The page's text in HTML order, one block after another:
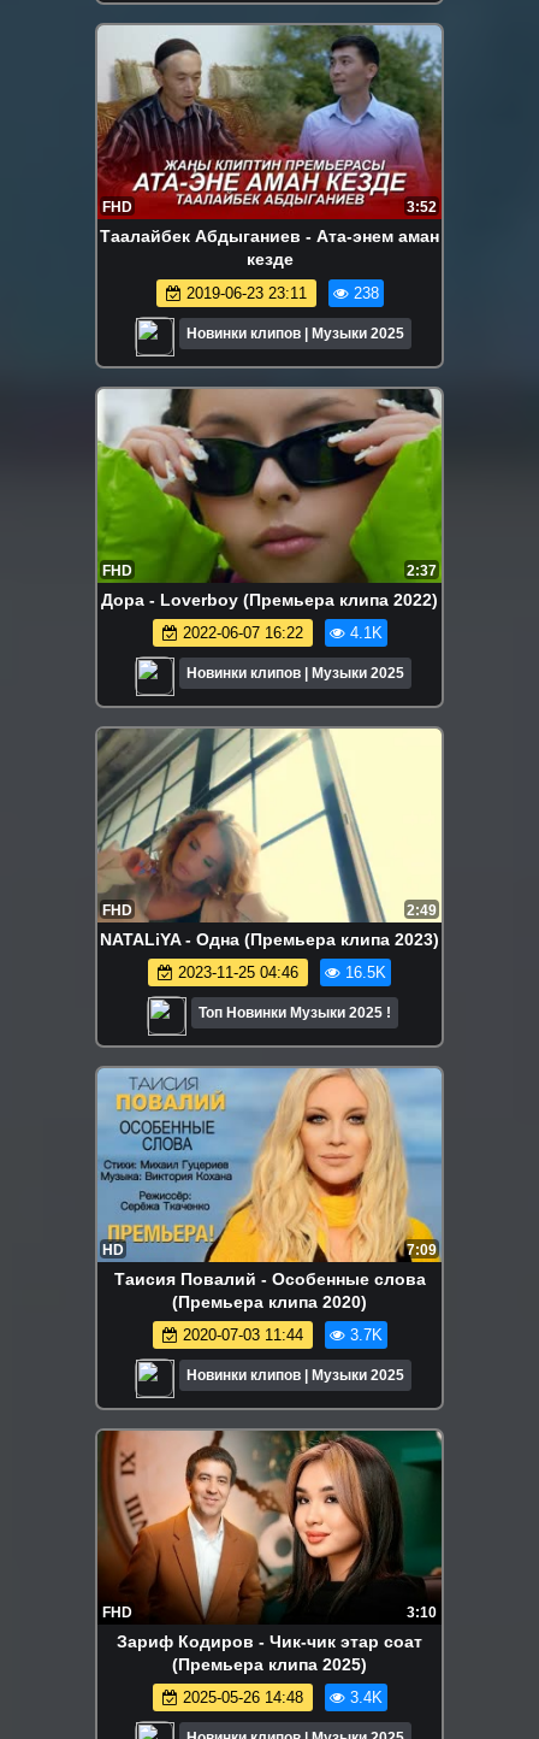
FHD 3:52
Таалайбек Абдыганиев - Ата-энем аман
кезде
2019-06-23 23:11 238
Новинки клипов | Музыки 2025
FHD 2:37
Дора - Loverboy (Премьера клипа 2022)
2022-06-07 16:22 4.1K
Новинки клипов | Музыки 2025
FHD 2:49
NATALiYA - Одна (Премьера клипа 2023)
2023-11-25 04:46 16.5K
Топ Новинки Музыки 2025 !
HD 7:09
Таисия Повалий - Особенные слова
(Премьера клипа 2020)
2020-07-03 11:44 3.7K
Новинки клипов | Музыки 2025
FHD 3:10
Зариф Кодиров - Чик-чик этар соат
(Премьера клипа 2025)
2025-05-26 14:48 3.4K